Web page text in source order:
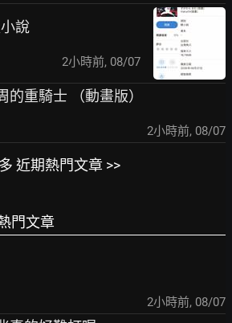
說
2小時前, 08/07
的重騎士 （動畫版）
2小時前, 08/07
近期熱門文章 >>
門文章
2小時前, 08/07